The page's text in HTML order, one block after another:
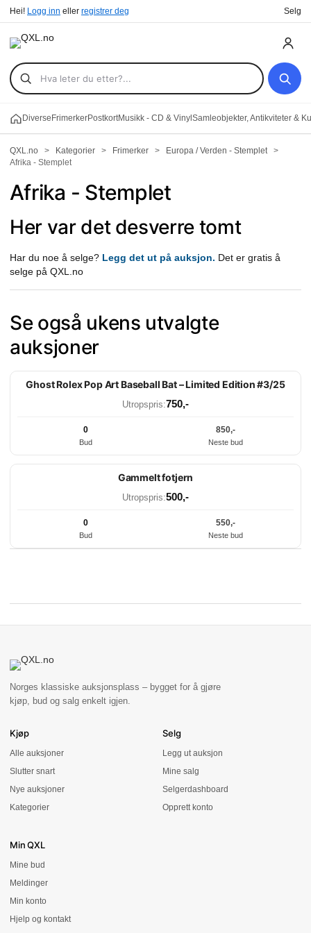
Hei! Logg inn eller registrer deg Selg
Diverse FrimerkerPostkortMusikk - CD & Vinyl Samleobjekter, Antikviteter &
QXL.no > Kategorier > Frimerker > Europa / Verden - Stemplet
>
Afrika - Stemplet
Afrika - Stemplet
Her var det desverre tomt
Har du noe å selge? Legg det ut på auksjon. Det er gratis å
selge på QXL.no
Se også ukens utvalgte
auksjoner
Utvalgt
Ghost Rolex Pop Art Baseball Bat – Limited Edition #3/25
Utropspris:750,-
0
Bud
850,-
Neste bud
Gammelt fotjern
Utropspris:500,-
0
Bud
550,-
Neste bud
Norges klassiske auksjonsplass – bygget for å gjøre
kjøp, bud og salg enkelt igjen.
Kjøp
Alle auksjoner
Slutter snart
Nye auksjoner
Kategorier
Selg
Legg ut auksjon
Mine salg
Selgerdashboard
Opprett konto
Min QXL
Mine bud
Meldinger
Min konto
Hjelp og kontakt